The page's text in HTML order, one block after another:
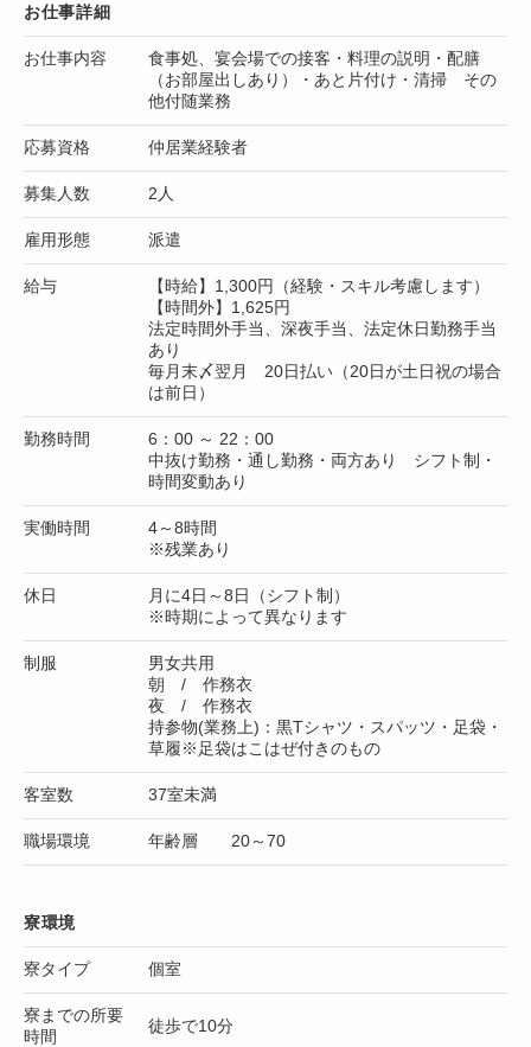
お仕事詳細
お仕事内容
食事処、宴会場での接客・料理の説明・配膳
（お部屋出しあり）・あと片付け・清掃 その
他付随業務
応募資格 仲居業経験者
募集人数 2人
雇用形態 派遣
給与
【時給】1,300円（経験・スキル考慮します）
【時間外】1,625円
法定時間外手当、深夜手当、法定休日勤務手当
あり
毎月末〆翌月 20日払い（20日が土日祝の場合
は前日）
勤務時間
6：00 ～ 22：00
中抜け勤務・通し勤務・両方あり シフト制・
時間変動あり
実働時間
4～8時間
※残業あり
休日
月に4日～8日（シフト制）
※時期によって異なります
制服
男女共用
朝 / 作務衣
夜 / 作務衣
持参物(業務上)：黒Tシャツ・スパッツ・足袋・
草履※足袋はこはぜ付きのもの
客室数 37室未満
職場環境 年齢層 20～70
寮環境
寮タイプ 個室
寮までの所要
時間
徒歩で10分